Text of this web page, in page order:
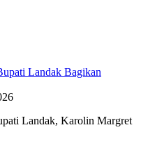
Landak Bagikan
Landak, Karolin Margret